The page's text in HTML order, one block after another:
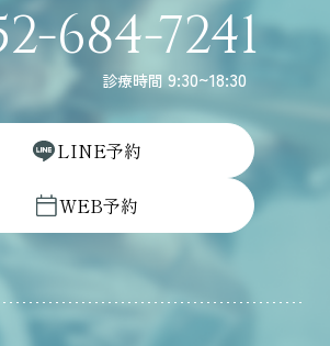
684-7241
診療時間 9:30~18:30
LINE予約
WEB予約